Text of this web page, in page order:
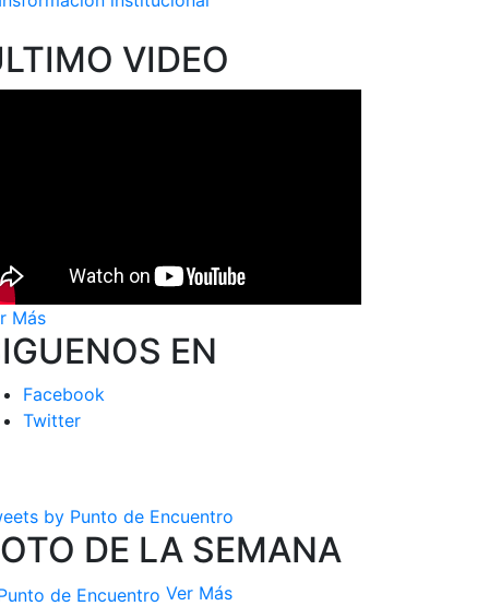
VIDEO
Más
EN
Facebook
Twitter
by Punto de Encuentro
DE LA SEMANA
Ver Más